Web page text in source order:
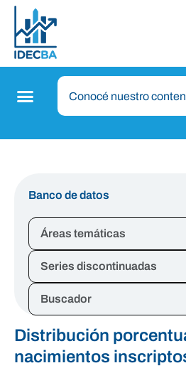
Banco de datos
Áreas temáticas
Series discontinuadas
Buscador
Distribución
nacimientos